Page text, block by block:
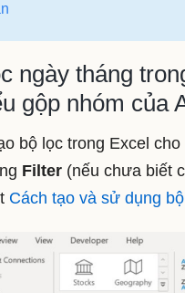
ngày tháng
gộp nhóm của
bộ lọc trong Excel
Filter (nếu chưa biết
Cách tạo và sử dụng